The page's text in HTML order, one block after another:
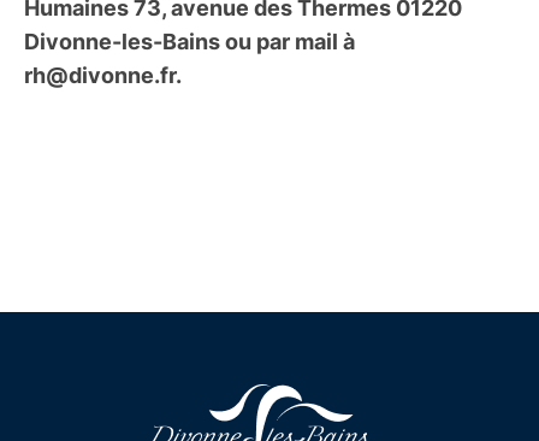
Humaines 73, avenue des Thermes 01220
Divonne-les-Bains ou par mail à
rh@divonne.fr.